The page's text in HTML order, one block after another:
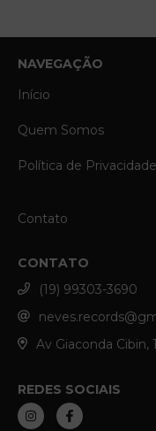
NAVEGAÇÃO
Início
Quem Somos
Política de Privacidade
Contato
CONTATO
(19) 99303-3690
Av Giaconda Cibin,
REDES SOCIAIS